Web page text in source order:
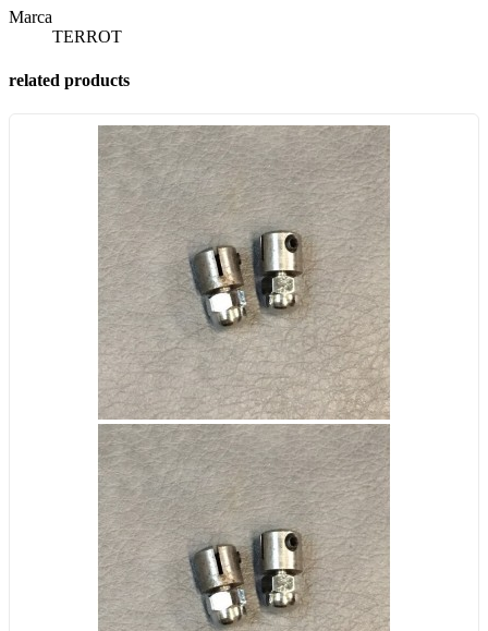
Marca
TERROT
related products